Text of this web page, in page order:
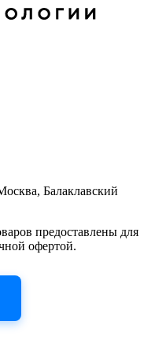
Балаклавский
предоставлены для
офертой.